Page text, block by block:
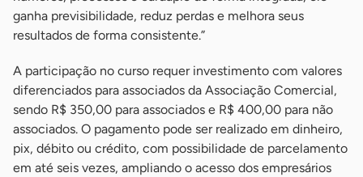
ganha previsibilidade, reduz perdas e melhora seus
resultados de forma consistente.”
A participação no curso requer investimento com valores
diferenciados para associados da Associação Comercial,
sendo R$ 350,00 para associados e R$ 400,00 para não
associados. O pagamento pode ser realizado em dinheiro,
pix, débito ou crédito, com possibilidade de parcelamento
em até seis vezes, ampliando o acesso dos empresários